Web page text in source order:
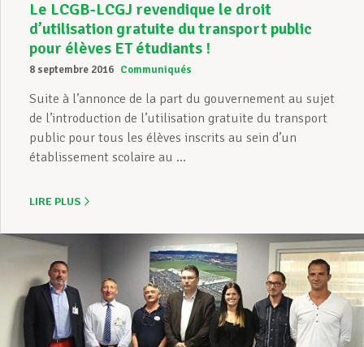
Le LCGB-LCGJ revendique le droit
d’utilisation gratuite du transport public
pour élèves ET étudiants !
8 septembre 2016 Communiqués
Suite à l’annonce de la part du gouvernement au sujet
de l’introduction de l’utilisation gratuite du transport
public pour tous les élèves inscrits au sein d’un
établissement scolaire au ...
LIRE PLUS